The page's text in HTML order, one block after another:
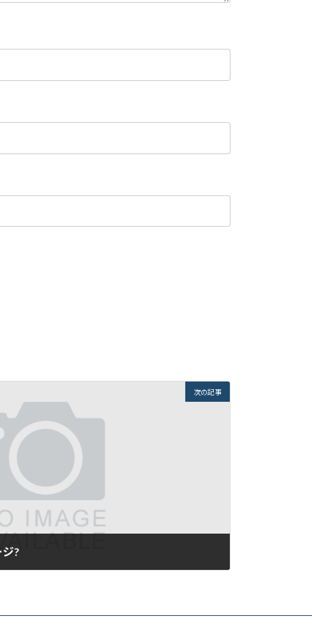
次の記事
?